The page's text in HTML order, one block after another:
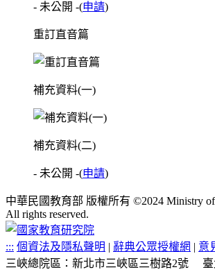
- 未公開 -(申請)
重訂直音篇
補充資料(一)
補充資料(二)
- 未公開 -(申請)
中華民國教育部 版權所有 ©2024 Ministry of
All rights reserved.
::: 個資法及隱私聲明 | 辭典公眾授權網 | 意
三峽總院區：新北市三峽區三樹路2號